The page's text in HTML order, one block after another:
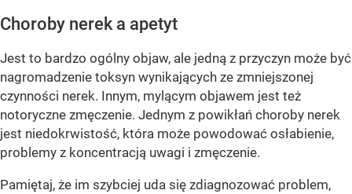
Choroby nerek a apetyt
Jest to bardzo ogólny objaw, ale jedną z przyczyn może być
nagromadzenie toksyn wynikających ze zmniejszonej
czynności nerek. Innym, mylącym objawem jest też
notoryczne zmęczenie. Jednym z powikłań choroby nerek
jest niedokrwistość, która może powodować osłabienie,
problemy z koncentracją uwagi i zmęczenie.
Pamiętaj, że im szybciej uda się zdiagnozować problem,